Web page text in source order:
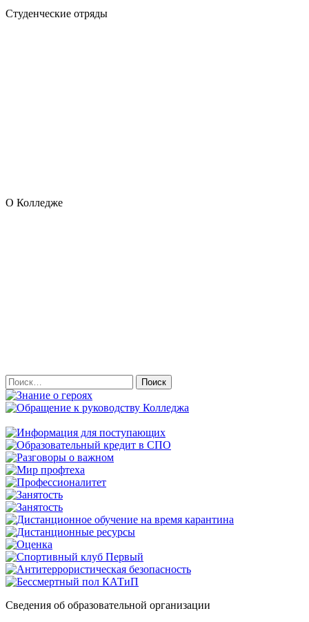
Студенческие отряды
О Колледже
Найти:
Сведения об образовательной организации